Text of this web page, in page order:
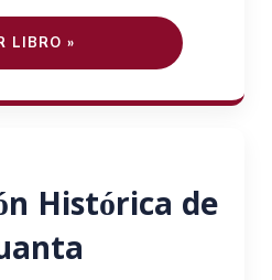
LIBRO »
Histórica de